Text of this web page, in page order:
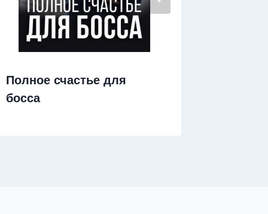
Полное счастье для
босса